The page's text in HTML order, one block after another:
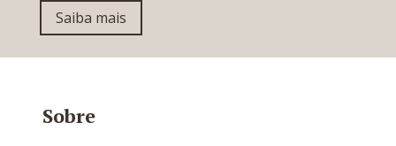
Saiba mais
Sobre